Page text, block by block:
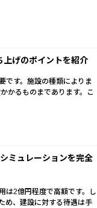
上げのポイントを紹介
です。施設の種類によりま
かるものまであります。こ
ミュレーションを完全
は2億円程度で高額です。し
め、建設に対する待遇は手